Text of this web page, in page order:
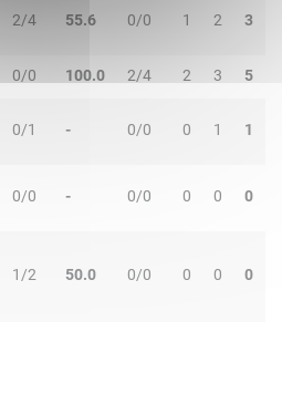
2/4 55.6 0/0 1 2 3
0/0 100.0 2/4 2 3 5
0/1 - 0/0 0 1 1
0/0 - 0/0 0 0 0
1/2 50.0 0/0 0 0 0